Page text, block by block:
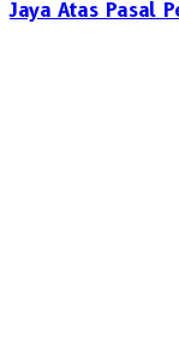
Jaya Atas Pasal